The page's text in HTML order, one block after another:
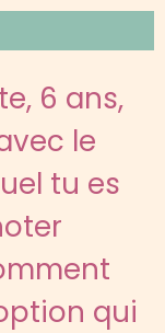
6 ans,
le
tu es
qui